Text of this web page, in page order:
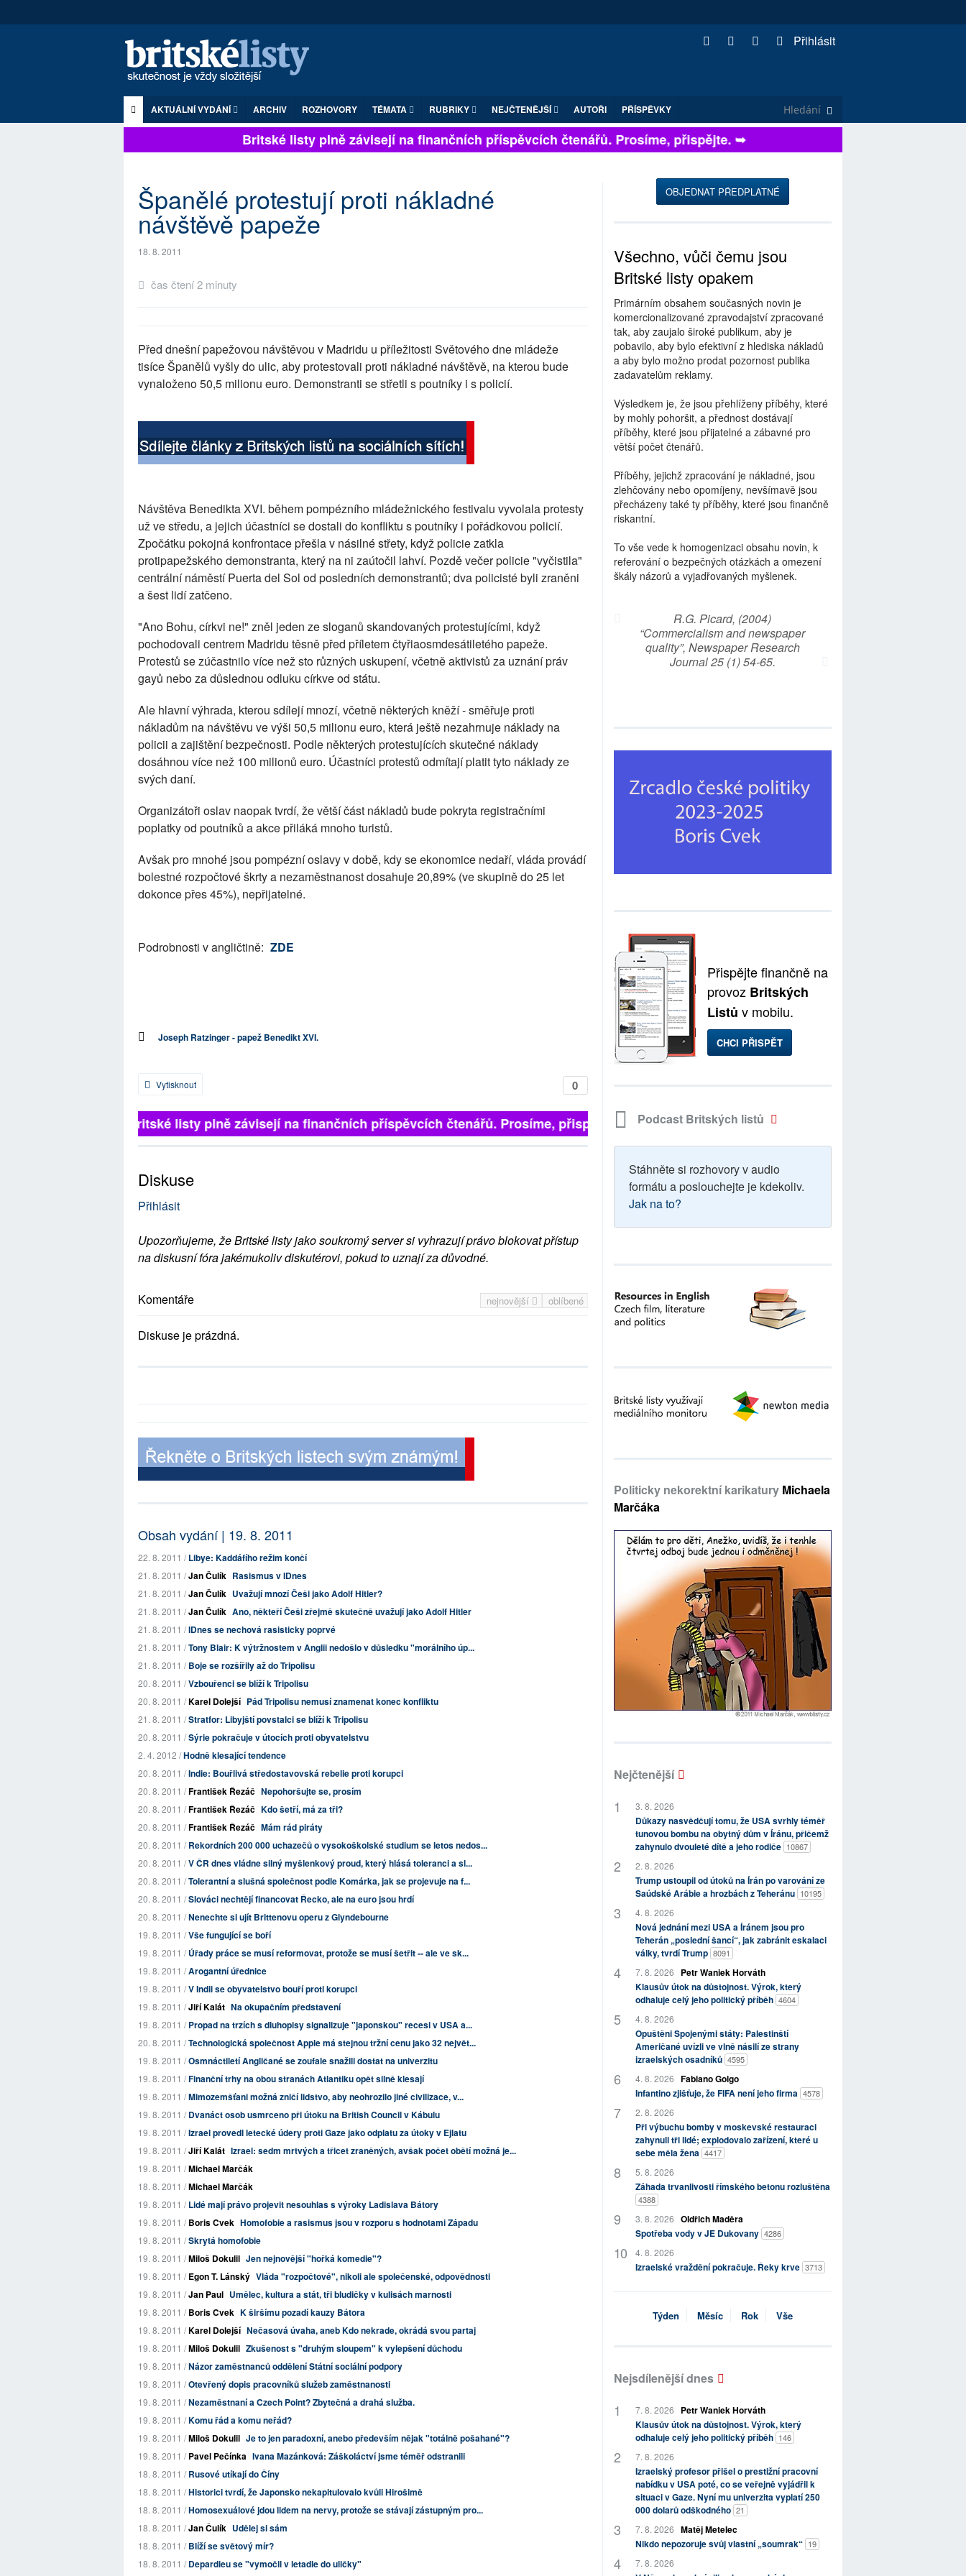
Přihlásit
AKTUÁLNÍ VYDÁNÍ ARCHIV ROZHOVORY TÉMATA RUBRIKY NEJČTENĚJŠÍ AUTOŘI PŘÍSPĚVKY
Britské listy plně závisejí na finančních příspěvcích čtenářů. Prosíme, přispějte. ➥
Španělé protestují proti nákladné
návštěvě papeže
18. 8. 2011
čas čtení 2 minuty
Před dnešní papežovou návštěvou v Madridu u příležitosti Světového dne mládeže
tisíce Španělů vyšly do ulic, aby protestovali proti nákladné návštěvě, na kterou bude
vynaloženo 50,5 milionu euro. Demonstranti se střetli s poutníky i s policií.
Návštěva Benedikta XVI. během pompézního mládežnického festivalu vyvolala protesty
už ve středu, a jejich účastníci se dostali do konfliktu s poutníky i pořádkovou policií.
Zpočátku pokojná konfrontace přešla v násilné střety, když policie zatkla
protipapežského demonstranta, který na ni zaútočil lahví. Pozdě večer policie "vyčistila"
centrální náměstí Puerta del Sol od posledních demonstrantů; dva policisté byli zraněni
a šest lidí zatčeno.
"Ano Bohu, církvi ne!" zněl jeden ze sloganů skandovaných protestujícími, když
pochodovali centrem Madridu těsně před příletem čtyřiaosmdesátiletého papeže.
Protestů se zúčastnilo více než sto různých uskupení, včetně aktivistů za uznání práv
gayů nebo za důslednou odluku církve od státu.
Ale hlavní výhrada, kterou sdílejí mnozí, včetně některých kněží - směřuje proti
nákladům na návštěvu ve výši 50,5 milionu euro, která ještě nezahrnuje náklady na
policii a zajištění bezpečnosti. Podle některých protestujících skutečné náklady
dosáhnou více než 100 milionů euro. Účastníci protestů odmítají platit tyto náklady ze
svých daní.
Organizátoři oslav naopak tvrdí, že větší část nákladů bude pokryta registračními
poplatky od poutníků a akce přiláká mnoho turistů.
Avšak pro mnohé jsou pompézní oslavy v době, kdy se ekonomice nedaří, vláda provádí
bolestné rozpočtové škrty a nezaměstnanost dosahuje 20,89% (ve skupině do 25 let
dokonce přes 45%), nepřijatelné.
Podrobnosti v angličtině: ZDE
Joseph Ratzinger - papež Benedikt XVI.
0
Vytisknout
Britské listy plně závisejí na finančních příspěvcích čtenářů. Prosíme, přispějte. ➥
Diskuse
Přihlásit
Upozorňujeme, že Britské listy jako soukromý server si vyhrazují právo blokovat přístup
na diskusní fóra jakémukoliv diskutérovi, pokud to uznají za důvodné.
nejnovější oblíbené
Komentáře
Diskuse je prázdná.
Obsah vydání | 19. 8. 2011
22. 8. 2011 /Libye: Kaddáfího režim končí
21. 8. 2011 /Jan Čulík Rasismus v IDnes
21. 8. 2011 /Jan Čulík Uvažují mnozí Češi jako Adolf Hitler?
21. 8. 2011 /Jan Čulík Ano, někteří Češi zřejmě skutečně uvažují jako Adolf Hitler
21. 8. 2011 /IDnes se nechová rasisticky poprvé
21. 8. 2011 /Tony Blair: K výtržnostem v Anglii nedošlo v důsledku "morálního úp...
21. 8. 2011 /Boje se rozšířily až do Tripolisu
20. 8. 2011 /Vzbouřenci se blíží k Tripolisu
20. 8. 2011 /Karel Dolejší Pád Tripolisu nemusí znamenat konec konfliktu
21. 8. 2011 /Stratfor: Libyjští povstalci se blíží k Tripolisu
20. 8. 2011 /Sýrie pokračuje v útocích proti obyvatelstvu
2. 4. 2012 /Hodně klesající tendence
20. 8. 2011 /Indie: Bouřlivá středostavovská rebelie proti korupci
20. 8. 2011 /František Řezáč Nepohoršujte se, prosím
20. 8. 2011 /František Řezáč Kdo šetří, má za tři?
20. 8. 2011 /František Řezáč Mám rád piráty
20. 8. 2011 /Rekordních 200 000 uchazečů o vysokoškolské studium se letos nedos...
20. 8. 2011 /V ČR dnes vládne silný myšlenkový proud, který hlásá toleranci a sl...
20. 8. 2011 /Tolerantní a slušná společnost podle Komárka, jak se projevuje na f...
20. 8. 2011 /Slováci nechtějí financovat Řecko, ale na euro jsou hrdí
20. 8. 2011 /Nenechte si ujít Brittenovu operu z Glyndebourne
19. 8. 2011 /Vše fungující se boří
19. 8. 2011 /Úřady práce se musí reformovat, protože se musí šetřit -- ale ve sk...
19. 8. 2011 /Arogantní úřednice
19. 8. 2011 /V Indii se obyvatelstvo bouří proti korupci
19. 8. 2011 /Jiří Kalát Na okupačním představení
19. 8. 2011 /Propad na trzích s dluhopisy signalizuje "japonskou" recesi v USA a...
20. 8. 2011 /Technologická společnost Apple má stejnou tržní cenu jako 32 největ...
19. 8. 2011 /Osmnáctiletí Angličané se zoufale snažili dostat na univerzitu
19. 8. 2011 /Finanční trhy na obou stranách Atlantiku opět silně klesají
19. 8. 2011 /Mimozemšťani možná zničí lidstvo, aby neohrozilo jiné civilizace, v...
19. 8. 2011 /Dvanáct osob usmrceno při útoku na British Council v Kábulu
19. 8. 2011 /Izrael provedl letecké údery proti Gaze jako odplatu za útoky v Ejlatu
19. 8. 2011 /Jiří Kalát Izrael: sedm mrtvých a třicet zraněných, avšak počet obětí možná je...
19. 8. 2011 /Michael Marčák
18. 8. 2011 /Michael Marčák
19. 8. 2011 /Lidé mají právo projevit nesouhlas s výroky Ladislava Bátory
19. 8. 2011 /Boris Cvek Homofobie a rasismus jsou v rozporu s hodnotami Západu
19. 8. 2011 /Skrytá homofobie
19. 8. 2011 /Miloš Dokulil Jen nejnovější "hořká komedie"?
19. 8. 2011 /Egon T. Lánský Vláda "rozpočtové", nikoli ale společenské, odpovědnosti
19. 8. 2011 /Jan Paul Umělec, kultura a stát, tři bludičky v kulisách marnosti
19. 8. 2011 /Boris Cvek K širšímu pozadí kauzy Bátora
19. 8. 2011 /Karel Dolejší Nečasová úvaha, aneb Kdo nekrade, okrádá svou partaj
19. 8. 2011 /Miloš Dokulil Zkušenost s "druhým sloupem" k vylepšení důchodu
19. 8. 2011 /Názor zaměstnanců oddělení Státní sociální podpory
19. 8. 2011 /Otevřený dopis pracovníků služeb zaměstnanosti
19. 8. 2011 /Nezaměstnaní a Czech Point? Zbytečná a drahá služba.
19. 8. 2011 /Komu řád a komu neřád?
19. 8. 2011 /Miloš Dokulil Je to jen paradoxní, anebo především nějak "totálně pošahané"?
19. 8. 2011 /Pavel Pečínka Ivana Mazánková: Záškoláctví jsme téměř odstranili
18. 8. 2011 /Rusové utíkají do Číny
18. 8. 2011 /Historici tvrdí, že Japonsko nekapitulovalo kvůli Hirošimě
18. 8. 2011 /Homosexuálové jdou lidem na nervy, protože se stávají zástupným pro...
18. 8. 2011 /Jan Čulík Udělej si sám
18. 8. 2011 /Blíží se světový mír?
18. 8. 2011 /Depardieu se "vymočil v letadle do uličky"
OBJEDNAT PŘEDPLATNÉ
Všechno, vůči čemu jsou
Britské listy opakem
Primárním obsahem současných novin je
komercionalizované zpravodajství zpracované
tak, aby zaujalo široké publikum, aby je
pobavilo, aby bylo efektivní z hlediska nákladů
a aby bylo možno prodat pozornost publika
zadavatelům reklamy.
Výsledkem je, že jsou přehlíženy příběhy, které
by mohly pohoršit, a přednost dostávají
příběhy, které jsou přijatelné a zábavné pro
větší počet čtenářů.
Příběhy, jejichž zpracování je nákladné, jsou
zlehčovány nebo opomíjeny, nevšímavě jsou
přecházeny také ty příběhy, které jsou finančně
riskantní.
To vše vede k homogenizaci obsahu novin, k
referování o bezpečných otázkách a omezení
škály názorů a vyjadřovaných myšlenek.
R.G. Picard, (2004)
“Commercialism and newspaper
quality”, Newspaper Research
Journal 25 (1) 54-65.
Přispějte finančně na
provoz Britských
Listů v mobilu.
CHCI PŘISPĚT
Podcast Britských listů
Stáhněte si rozhovory v audio
formátu a poslouchejte je kdekoliv.
Jak na to?
Politicky nekorektní karikatury Michaela
Marčáka
Nejčtenější
3. 8. 2026
Důkazy nasvědčují tomu, že USA svrhly téměř
tunovou bombu na obytný dům v Íránu, přičemž
zahynulo dvouleté dítě a jeho rodiče 10867
2. 8. 2026
Trump ustoupil od útoků na Írán po varování ze
Saúdské Arábie a hrozbách z Teheránu 10195
4. 8. 2026
Nová jednání mezi USA a Íránem jsou pro
Teherán „poslední šancí“, jak zabránit eskalaci
války, tvrdí Trump 8091
7. 8. 2026
Petr Waniek Horváth
Klausův útok na důstojnost. Výrok, který
odhaluje celý jeho politický příběh 4604
4. 8. 2026
Opuštěni Spojenými státy: Palestinští
Američané uvízli ve vlně násilí ze strany
izraelských osadníků 4595
4. 8. 2026 Fabiano Golgo
Infantino zjišťuje, že FIFA není jeho firma 4578
2. 8. 2026
Při výbuchu bomby v moskevské restauraci
zahynuli tři lidé; explodovalo zařízení, které u
sebe měla žena 4417
5. 8. 2026
Záhada trvanlivosti římského betonu rozluštěna
4388
3. 8. 2026 Oldřich Maděra
Spotřeba vody v JE Dukovany 4286
4. 8. 2026
Izraelské vraždění pokračuje. Řeky krve 3713
Týden Měsíc Rok Vše
Nejsdílenější dnes
7. 8. 2026
Petr Waniek Horváth
Klausův útok na důstojnost. Výrok, který
odhaluje celý jeho politický příběh 146
7. 8. 2026
Izraelský profesor přišel o prestižní pracovní
nabídku v USA poté, co se veřejně vyjádřil k
situaci v Gaze. Nyní mu univerzita vyplatí 250
000 dolarů odškodného 21
7. 8. 2026 Matěj Metelec
Nikdo nepozoruje svůj vlastní „soumrak“ 19
7. 8. 2026